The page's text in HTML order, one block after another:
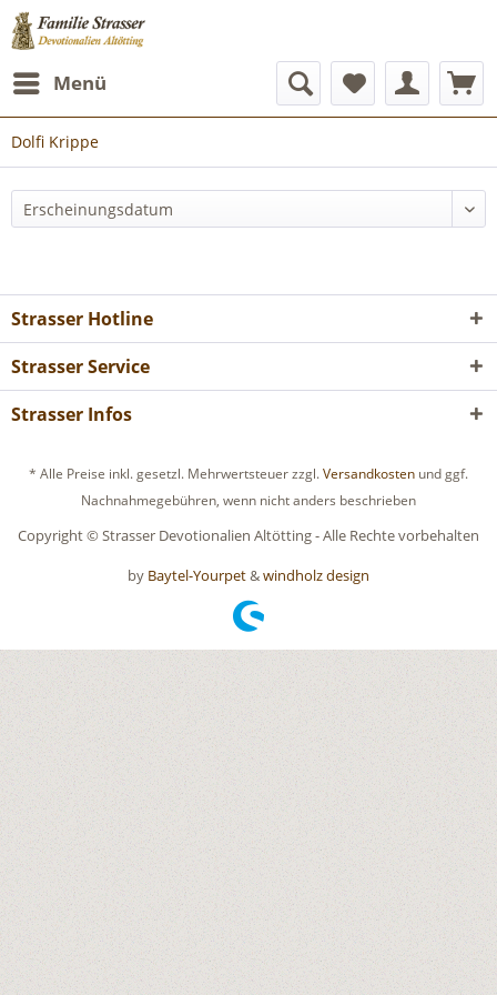
Menü
Dolfi Krippe
Strasser Hotline
Strasser Service
Strasser Infos
* Alle Preise inkl. gesetzl. Mehrwertsteuer zzgl.Versandkosten und ggf.
Nachnahmegebühren, wenn nicht anders beschrieben
Copyright © Strasser Devotionalien Altötting - Alle Rechte vorbehalten
by Baytel-Yourpet&windholz design